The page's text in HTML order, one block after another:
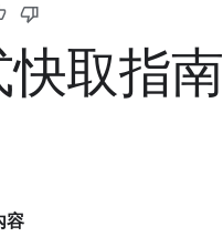
取指南
容